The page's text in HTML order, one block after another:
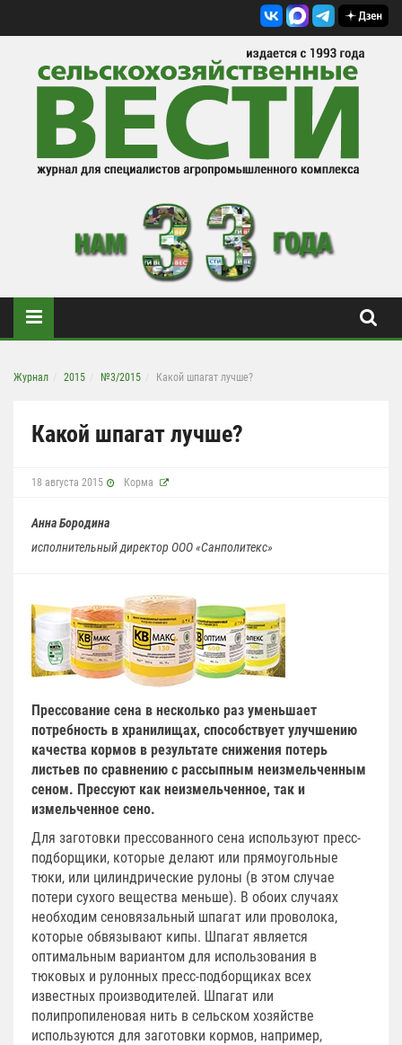
Журнал 2015 №3/2015 Какой шпагат лучше?
Какой шпагат лучше?
18 августа 2015 Корма
Анна Бородина
исполнительный директор ООО«Санполитекс»
Прессование сена в несколько раз уменьшает
потребность в хранилищах, способствует улучшению
качества кормов в результате снижения потерь
листьев по сравнению с рассыпным неизмельченным
сеном. Прессуют как неизмельченное, так и
измельченное сено.
Для заготовки прессованного сена используют пресс-
подборщики, которые делают или прямоугольные
тюки, или цилиндрические рулоны (в этом случае
потери сухого вещества меньше). В обоих случаях
необходим сеновязальный шпагат или проволока,
которые обвязывают кипы. Шпагат является
оптимальным вариантом для использования в
тюковых и рулонных пресс-подборщиках всех
известных производителей. Шпагат или
полипропиленовая нить в сельском хозяйстве
используются для заготовки кормов, например,